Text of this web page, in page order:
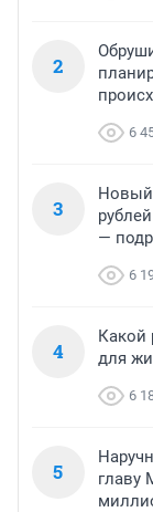
2
6
3
Новый
—
6
4
Какой
для
6
5
главу